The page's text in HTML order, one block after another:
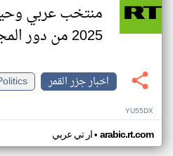
منتخب عربي
2025 من دور المجموعات
اخبار جزر القمر
YU55DX
ار تي عربي• arabic.rt.com